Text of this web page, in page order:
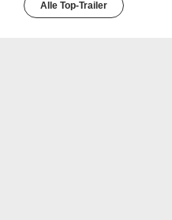
Alle Top-Trailer